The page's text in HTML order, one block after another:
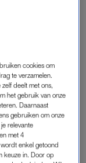
haar dertiende.
een
het einde van
manier altijd
cookies om
te verzamelen.
deelt met ons,
het gebruik van onze
Daarnaast
gebruiken om onze
relevante
met 4
enkel getoond
keuze in. Door op